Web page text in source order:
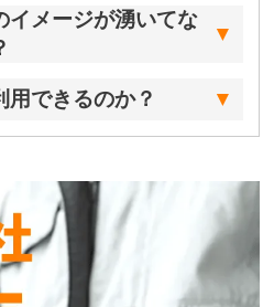
イメージが湧いてな
用できるのか？